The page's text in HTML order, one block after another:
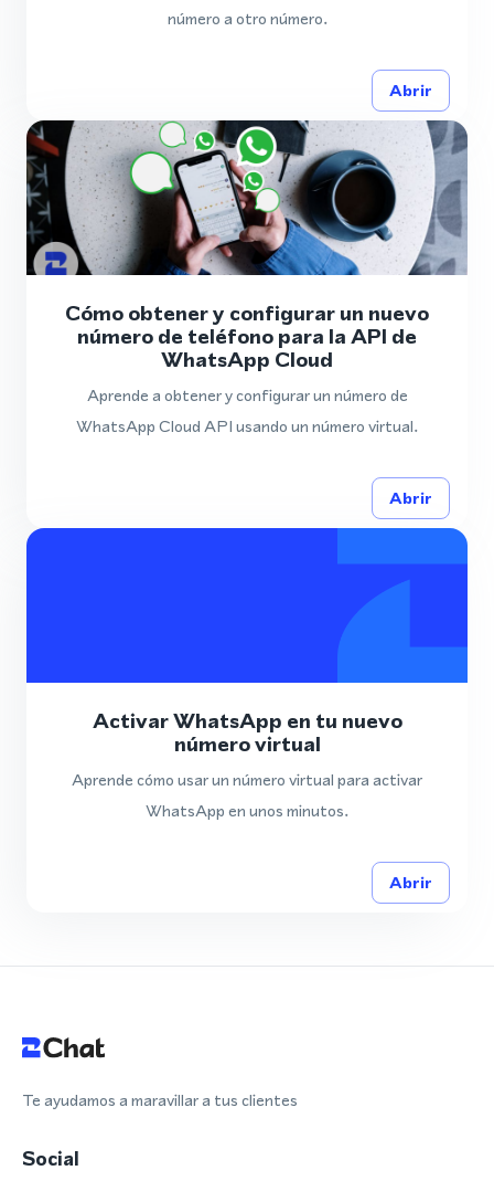
número a otro número.
Abrir
Cómo obtener y configurar un nuevo
número de teléfono para la API de
WhatsApp Cloud
Aprende a obtener y configurar un número de
WhatsApp Cloud API usando un número virtual.
Abrir
Activar WhatsApp en tu nuevo
número virtual
Aprende cómo usar un número virtual para activar
WhatsApp en unos minutos.
Abrir
Te ayudamos a maravillar a tus clientes
Social